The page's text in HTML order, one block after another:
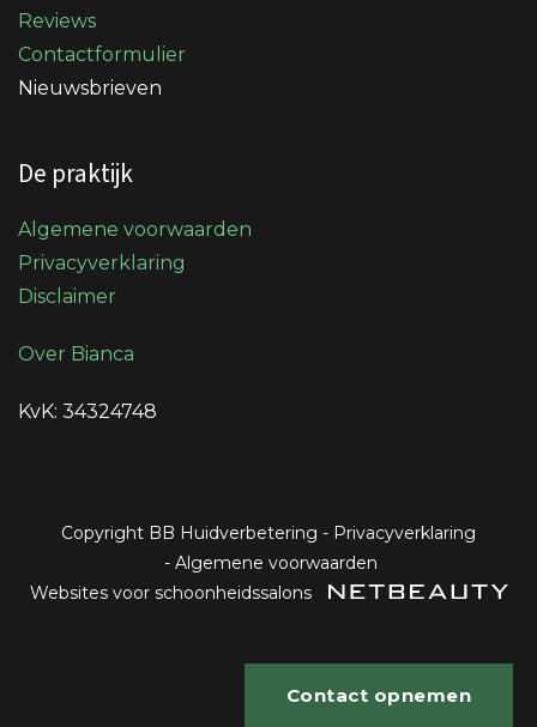
Reviews
Contactformulier
Nieuwsbrieven
De praktijk
Algemene voorwaarden
Privacyverklaring
Disclaimer
Over Bianca
KvK: 34324748
Copyright BB Huidverbetering - Privacyverklaring
- Algemene voorwaarden
Websites voor schoonheidssalons
Contact opnemen